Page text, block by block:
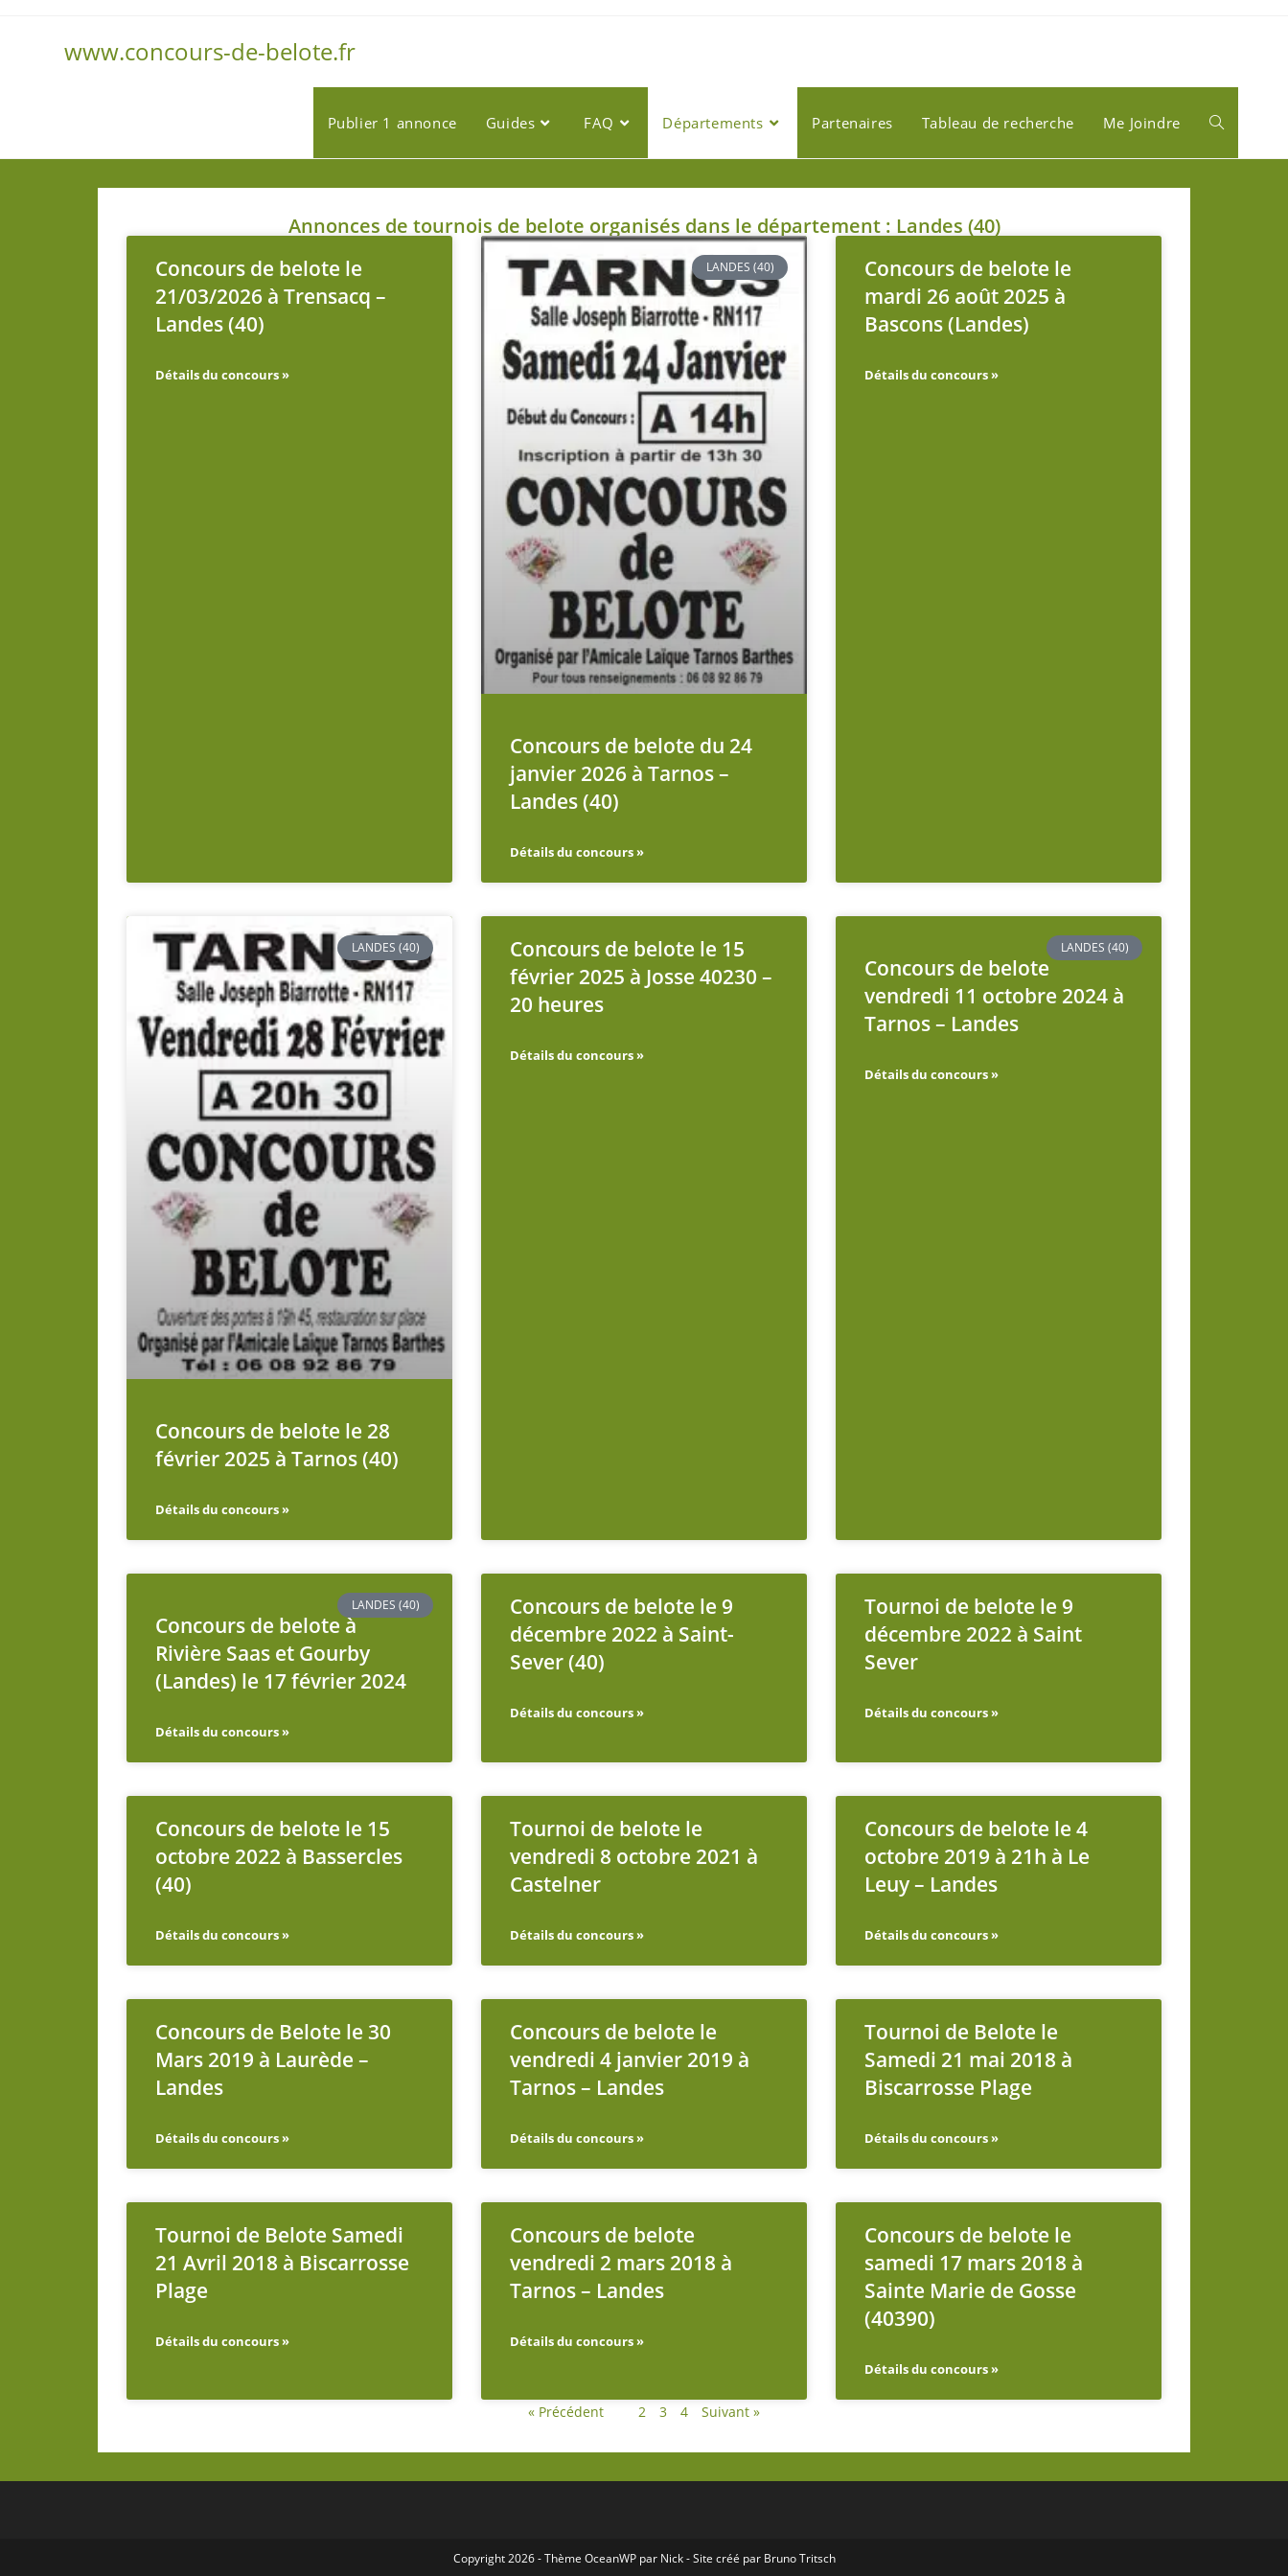
www.concours-de-belote.fr
Publier 1 annonce Guides FAQ Départements Partenaires Tableau de recherche Me Joindre
Annonces de tournois de belote organisés dans le département : Landes (40)
Concours de belote le
21/03/2026 à Trensacq –
Landes (40)
Détails du concours »
LANDES (40)
Concours de belote du 24
janvier 2026 à Tarnos –
Landes (40)
Détails du concours »
Concours de belote le
mardi 26 août 2025 à
Bascons (Landes)
Détails du concours »
LANDES (40)
Concours de belote le 28
février 2025 à Tarnos (40)
Détails du concours »
Concours de belote le 15
février 2025 à Josse 40230 –
20 heures
Détails du concours »
LANDES (40)
Concours de belote
vendredi 11 octobre 2024 à
Tarnos – Landes
Détails du concours »
LANDES (40)
Concours de belote à
Rivière Saas et Gourby
(Landes) le 17 février 2024
Détails du concours »
Concours de belote le 9
décembre 2022 à Saint-
Sever (40)
Détails du concours »
Tournoi de belote le 9
décembre 2022 à Saint
Sever
Détails du concours »
Concours de belote le 15
octobre 2022 à Bassercles
(40)
Détails du concours »
Tournoi de belote le
vendredi 8 octobre 2021 à
Castelner
Détails du concours »
Concours de belote le 4
octobre 2019 à 21h à Le
Leuy – Landes
Détails du concours »
Concours de Belote le 30
Mars 2019 à Laurède –
Landes
Détails du concours »
Concours de belote le
vendredi 4 janvier 2019 à
Tarnos – Landes
Détails du concours »
Tournoi de Belote le
Samedi 21 mai 2018 à
Biscarrosse Plage
Détails du concours »
Tournoi de Belote Samedi
21 Avril 2018 à Biscarrosse
Plage
Détails du concours »
Concours de belote
vendredi 2 mars 2018 à
Tarnos – Landes
Détails du concours »
Concours de belote le
samedi 17 mars 2018 à
Sainte Marie de Gosse
(40390)
Détails du concours »
« Précédent 2 3 4 Suivant »
Copyright 2026 - Thème OceanWPpar Nick - Site créé par Bruno Tritsch